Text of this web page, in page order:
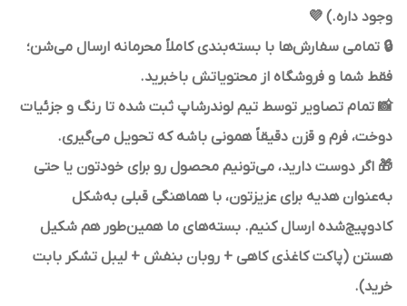
وجود داره.) 💜
🔒 تمامی سفارش‌ها با بسته‌بندی کاملاً محرمانه ارسال می‌شن؛
فقط شما و فروشگاه از محتویاتش باخبرید.
📸 تمام تصاویر توسط تیم لوندرشاپ ثبت شده تا رنگ و جزئیات
دوخت، فرم و قزن دقیقاً همونی باشه که تحویل می‌گیری.
🎁 اگر دوست دارید، می‌تونیم محصول رو برای خودتون یا حتی
به‌عنوان هدیه برای عزیزتون، با هماهنگی قبلی به‌شکل
کادوپیچ‌شده ارسال کنیم. بسته‌های ما همین‌طور هم شکیل
هستن (پاکت کاغذی کاهی + روبان بنفش + لیبل تشکر بابت
خرید).